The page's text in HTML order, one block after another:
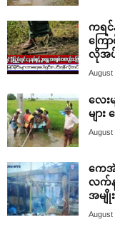
ကရင်
ကြော
လိုအပ်
August
လေး
များ
August
ကေအဲ
လက်
အမျို
August